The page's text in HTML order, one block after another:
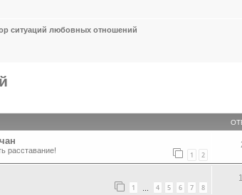
ситуаций любовных отношений
расставание! 1 2
1 4 5 6 7 8